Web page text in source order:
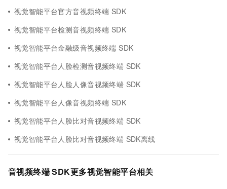
视觉智能平台官方音视频终端 SDK
视觉智能平台检测音视频终端 SDK
视觉智能平台金融级音视频终端 SDK
视觉智能平台人脸检测音视频终端 SDK
视觉智能平台人脸人像音视频终端 SDK
视觉智能平台人像音视频终端 SDK
视觉智能平台人脸比对音视频终端 SDK
视觉智能平台人脸比对音视频终端 SDK离线
音视频终端 SDK更多视觉智能平台相关